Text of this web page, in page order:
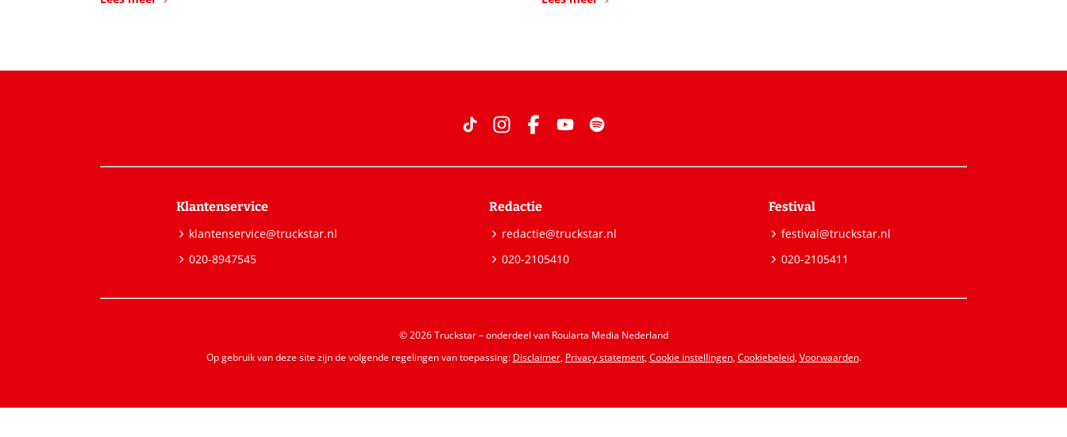
Klantenservice
klantenservice@truckstar.nl
020-8947545
Redactie
redactie@truckstar.nl
020-2105410
Festival
festival@truckstar.nl
020-2105411
© 2026 Truckstar – onderdeel van Roularta Media Nederland
Op gebruik van deze site zijn de volgende regelingen van toepassing: Disclaimer, Privacy statement,Cookie instellingen,Cookiebeleid,Voorwaarden.